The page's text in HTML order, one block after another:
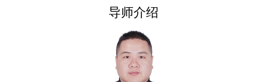
导师介绍